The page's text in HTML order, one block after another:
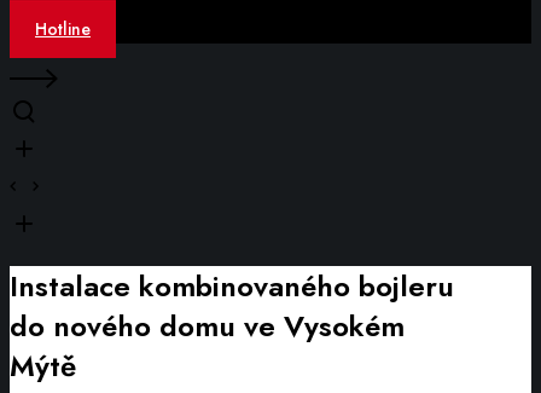
Hotline
Instalace kombinovaného bojleru
do nového domu ve Vysokém
Mýtě